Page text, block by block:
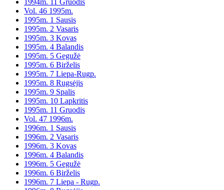
1994m. 11 Gruodis
Vol. 46 1995m.
1995m. 1 Sausis
1995m. 2 Vasaris
1995m. 3 Kovas
1995m. 4 Balandis
1995m. 5 Gegužė
1995m. 6 Birželis
1995m. 7 Liepa-Rugp.
1995m. 8 Rugsėjis
1995m. 9 Spalis
1995m. 10 Lapkritis
1995m. 11 Gruodis
Vol. 47 1996m.
1996m. 1 Sausis
1996m. 2 Vasaris
1996m. 3 Kovas
1996m. 4 Balandis
1996m. 5 Gegužė
1996m. 6 Birželis
1996m. 7 Liepa - Rugp.